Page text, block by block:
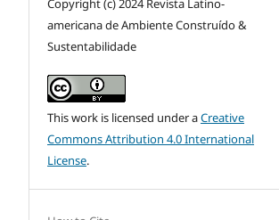
Copyright (c) 2024 Revista Latino-
americana de Ambiente Construído &
Sustentabilidade
This work is licensed under aCreative
Commons Attribution 4.0 International
License.